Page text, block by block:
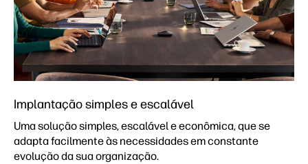
Implantação simples e escalável
Uma solução simples, escalável e econômica, que se
adapta facilmente às necessidades em constante
evolução da sua organização.